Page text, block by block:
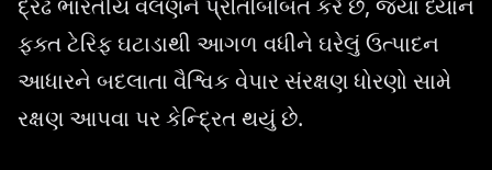
દ્રઢ ભારતીય વલણને પ્રતિબિંબિત કરે છે, જ્યાં ધ્યાન
ફક્ત ટેરિફ ઘટાડાથી આગળ વધીને ઘરેલું ઉત્પાદન
આધારને બદલાતા વૈશ્વિક વેપાર સંરક્ષણ ધોરણો સામે
રક્ષણ આપવા પર કેન્દ્રિત થયું છે.